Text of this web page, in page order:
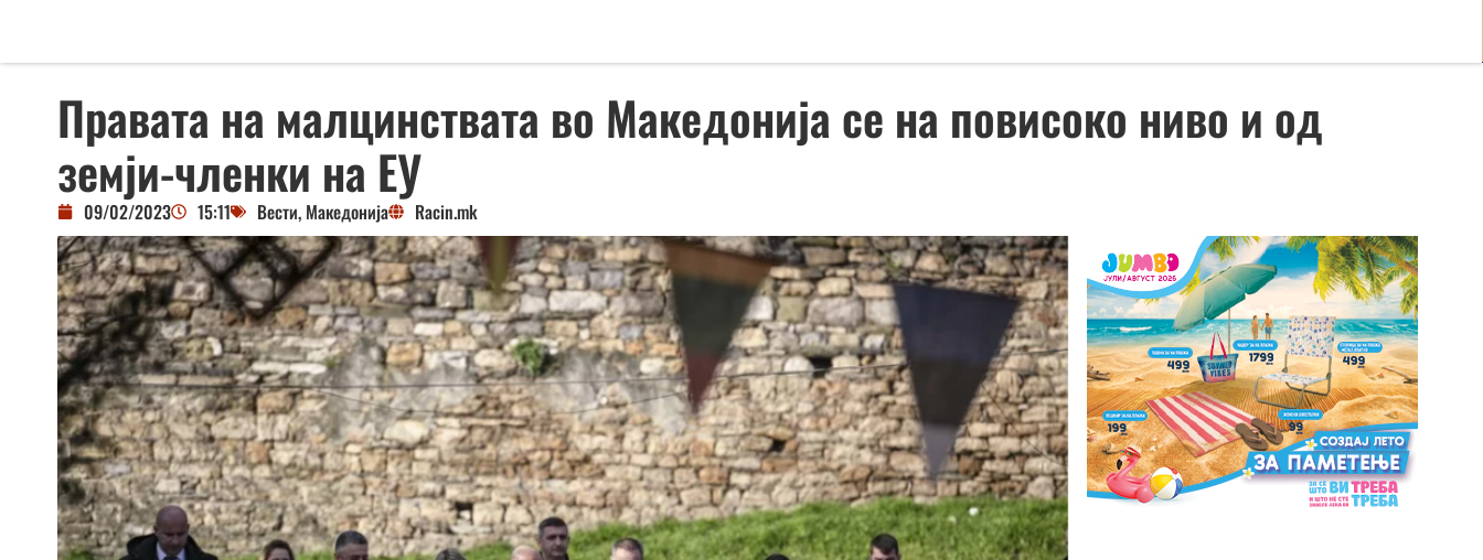
Правата на малцинствата во Македонија се на повисоко ниво и од
земји-членки на ЕУ
09/02/2023 15:11 Вести, Македонија Racin.mk